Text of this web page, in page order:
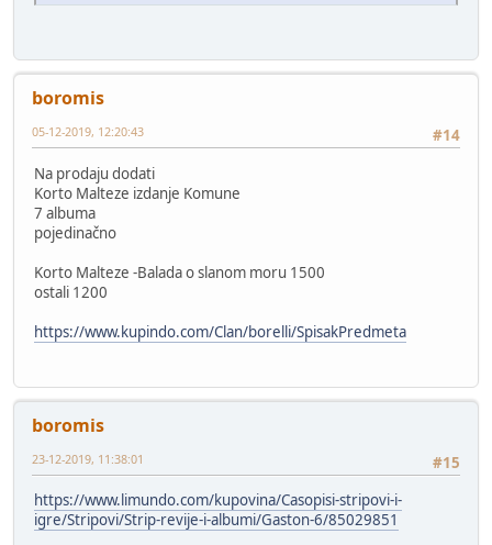
boromis
#14
05-12-2019, 12:20:43
Na prodaju dodati
Korto Malteze izdanje Komune
7 albuma
pojedinačno
Korto Malteze -Balada o slanom moru 1500
ostali 1200
https://www.kupindo.com/Clan/borelli/SpisakPredmeta
boromis
#15
23-12-2019, 11:38:01
https://www.limundo.com/kupovina/Casopisi-stripovi-i-
igre/Stripovi/Strip-revije-i-albumi/Gaston-6/85029851